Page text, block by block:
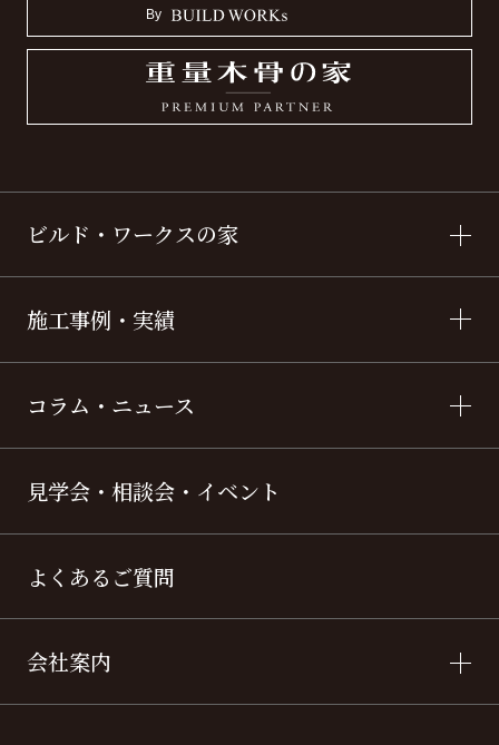
ビルド・ワークスの家
施工事例・実績
コラム・ニュース
見学会・相談会・イベント
よくあるご質問
会社案内